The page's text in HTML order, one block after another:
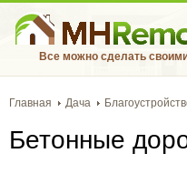
Все можно сделать
Главная Дача
Бетонные